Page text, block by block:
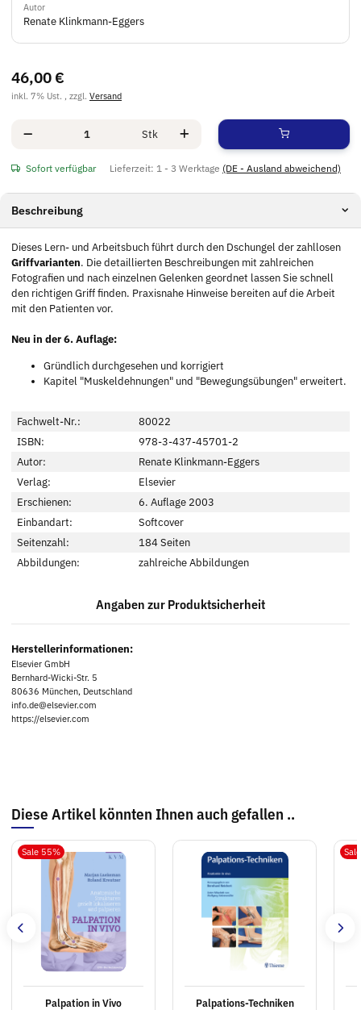
Autor
Renate Klinkmann-Eggers
46,00 €
inkl. 7% Ust. , zzgl. Versand
Stk
Sofort verfügbar Lieferzeit: 1 - 3 Werktage (DE - Ausland abweichend)
Beschreibung
Dieses Lern- und Arbeitsbuch führt durch den Dschungel der zahllosen
Griffvarianten. Die detaillierten Beschreibungen mit zahlreichen
Fotografien und nach einzelnen Gelenken geordnet lassen Sie schnell
den richtigen Griff finden. Praxisnahe Hinweise bereiten auf die Arbeit
mit den Patienten vor.
Neu in der 6. Auflage:
Gründlich durchgesehen und korrigiert
Kapitel "Muskeldehnungen" und "Bewegungsübungen" erweitert.
Fachwelt-Nr.:
80022
ISBN:
978-3-437-45701-2
Autor:
Renate Klinkmann-Eggers
Verlag:
Elsevier
Erschienen:
6. Auflage 2003
Einbandart:
Softcover
Seitenzahl:
184 Seiten
Abbildungen:
zahlreiche Abbildungen
Angaben zur Produktsicherheit
Herstellerinformationen:
Elsevier GmbH
Bernhard-Wicki-Str. 5
80636 München, Deutschland
info.de@elsevier.com
https://elsevier.com
Diese Artikel könnten Ihnen auch gefallen ..
Sale 55%
Palpation in Vivo Palpations-Techniken